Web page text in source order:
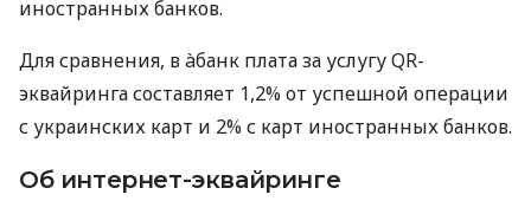
иностранных банков.
Для сравнения, в àбанк плата за услугу QR-
эквайринга составляет 1,2% от успешной операции
с украинских карт и 2% с карт иностранных банков.
Об интернет-эквайринге